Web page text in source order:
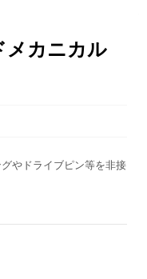
メカニカル
やドライブピン等を非接